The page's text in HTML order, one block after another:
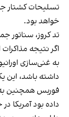
تسلیحات کشتار
خواهد بود.
تد کروز، سناتور
اگر نتیجه مذاکرات
به غنی‌سازی
داشته باشد، این
فوربس همچنین
داده بود آمریکا